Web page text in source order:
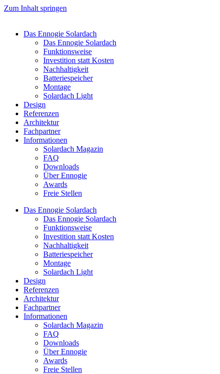
Zum Inhalt springen
Das Ennogie Solardach
Das Ennogie Solardach
Funktionsweise
Investition statt Kosten
Nachhaltigkeit
Batteriespeicher
Montage
Solardach Light
Design
Referenzen
Architektur
Fachpartner
Informationen
Solardach Magazin
FAQ
Downloads
Über Ennogie
Awards
Freie Stellen
Das Ennogie Solardach
Das Ennogie Solardach
Funktionsweise
Investition statt Kosten
Nachhaltigkeit
Batteriespeicher
Montage
Solardach Light
Design
Referenzen
Architektur
Fachpartner
Informationen
Solardach Magazin
FAQ
Downloads
Über Ennogie
Awards
Freie Stellen